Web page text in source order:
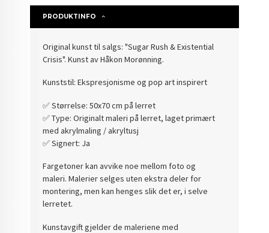
PRODUKTINFO
Original kunst til salgs: "Sugar Rush & Existential
Crisis". Kunst av Håkon Morønning.
Kunststil: Ekspresjonisme og pop art inspirert
✅️ Størrelse: 50x70 cm på lerret
✅️ Type: Originalt maleri på lerret, laget primært
med akrylmaling / akryltusj
✅️ Signert: Ja
Fargetoner kan avvike noe mellom foto og
maleri. Malerier selges uten ekstra deler for
montering, men kan henges slik det er, i selve
lerretet.
Kunstavgift gjelder de maleriene med